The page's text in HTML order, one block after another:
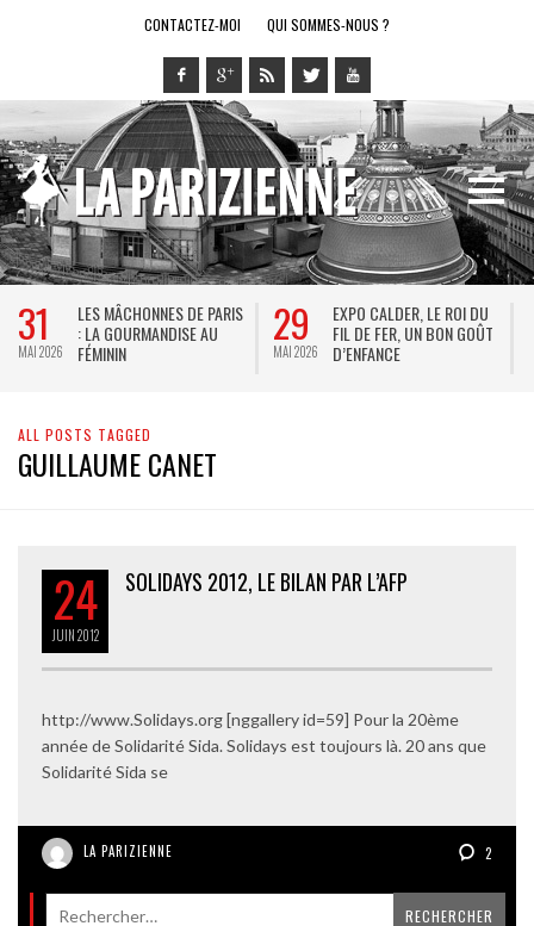
CONTACTEZ-MOI QUI SOMMES-NOUS ?
31
MAI 2026
LES MÂCHONNES DE PARIS
: LA GOURMANDISE AU
FÉMININ
29
MAI 2026
EXPO CALDER, LE ROI DU
FIL DE FER, UN BON GOÛT
D’ENFANCE
ALL POSTS TAGGED
GUILLAUME CANET
24
JUIN2012
SOLIDAYS 2012, LE BILAN PAR L’AFP
http://www.Solidays.org [nggallery id=59] Pour la 20ème
année de Solidarité Sida. Solidays est toujours là. 20 ans que
Solidarité Sida se
LA PARIZIENNE 2